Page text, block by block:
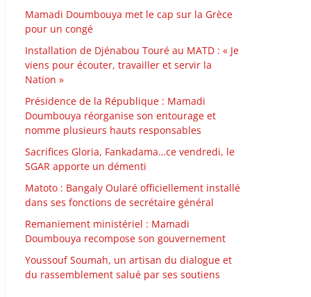
Mamadi Doumbouya met le cap sur la Grèce
pour un congé
Installation de Djénabou Touré au MATD : « Je
viens pour écouter, travailler et servir la
Nation »
Présidence de la République : Mamadi
Doumbouya réorganise son entourage et
nomme plusieurs hauts responsables
Sacrifices Gloria, Fankadama…ce vendredi, le
SGAR apporte un démenti
Matoto : Bangaly Oularé officiellement installé
dans ses fonctions de secrétaire général
Remaniement ministériel : Mamadi
Doumbouya recompose son gouvernement
Youssouf Soumah, un artisan du dialogue et
du rassemblement salué par ses soutiens